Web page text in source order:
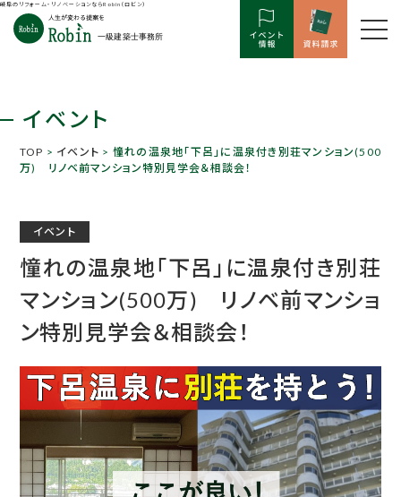
岐阜のリフォーム・リノベーションならRobin（ロビン）
イベント
TOP > イベント > 憧れの温泉地「下呂」に温泉付き別荘マンション(500
万) リノベ前マンション特別見学会＆相談会！
イベント
憧れの温泉地「下呂」に温泉付き別荘
マンション(500万) リノベ前マンショ
ン特別見学会＆相談会！